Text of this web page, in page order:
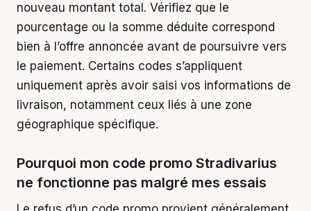
nouveau montant total. Vérifiez que le
pourcentage ou la somme déduite correspond
bien à l’offre annoncée avant de poursuivre vers
le paiement. Certains codes s’appliquent
uniquement après avoir saisi vos informations de
livraison, notamment ceux liés à une zone
géographique spécifique.
Pourquoi mon code promo Stradivarius
ne fonctionne pas malgré mes essais